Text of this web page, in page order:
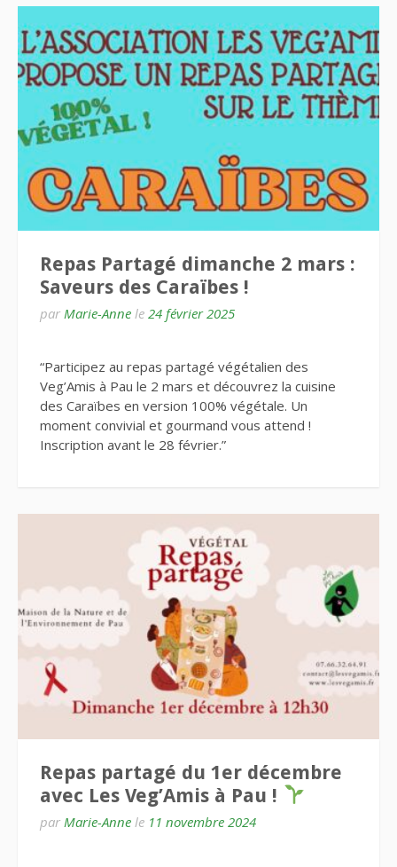
Repas Partagé dimanche 2 mars :
Saveurs des Caraïbes !
par Marie-Anne le 24 février 2025
“Participez au repas partagé végétalien des
Veg’Amis à Pau le 2 mars et découvrez la cuisine
des Caraïbes en version 100% végétale. Un
moment convivial et gourmand vous attend !
Inscription avant le 28 février.”
Repas partagé du 1er décembre
avec Les Veg’Amis à Pau !
par Marie-Anne le 11 novembre 2024